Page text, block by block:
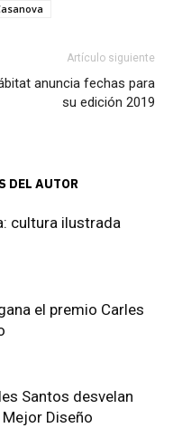
Artículo siguiente
anuncia fechas para
su edición 2019
DEL AUTOR
cultura ilustrada
el premio Carles
Santos desvelan
Diseño